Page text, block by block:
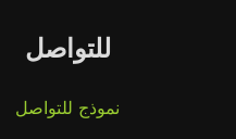
للتواصل
نموذج للتواصل